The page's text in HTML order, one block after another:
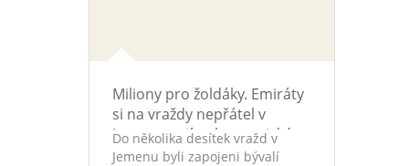
Brauchitsche.
Miliony pro žoldáky. Emiráty
si na vraždy nepřátel v
Jemenu najímaly americké
speciály
Do několika desítek vražd v
Jemenu byli zapojeni bývalí